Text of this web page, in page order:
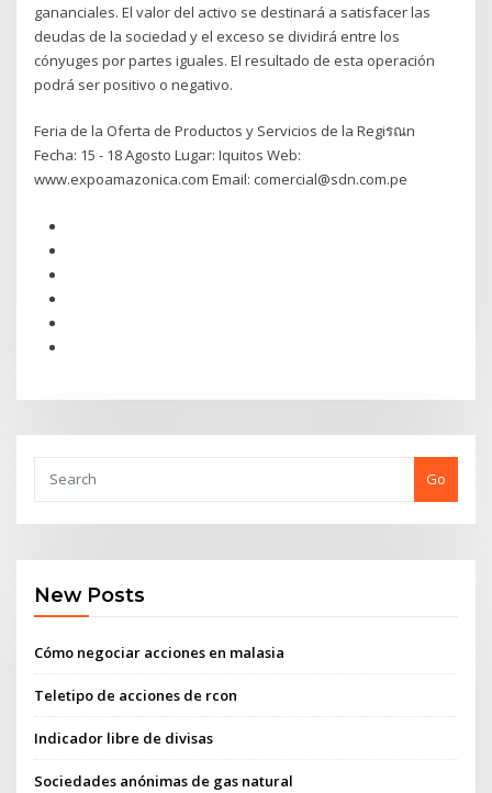
gananciales. El valor del activo se destinará a satisfacer las
deudas de la sociedad y el exceso se dividirá entre los
cónyuges por partes iguales. El resultado de esta operación
podrá ser positivo o negativo.
Feria de la Oferta de Productos y Servicios de la Regiรณn
Fecha: 15 - 18 Agosto Lugar: Iquitos Web:
www.expoamazonica.com Email: comercial@sdn.com.pe
Go
New Posts
Cómo negociar acciones en malasia
Teletipo de acciones de rcon
Indicador libre de divisas
Sociedades anónimas de gas natural